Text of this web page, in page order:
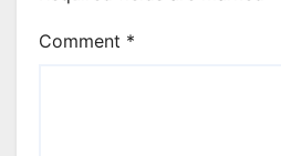
Comment *